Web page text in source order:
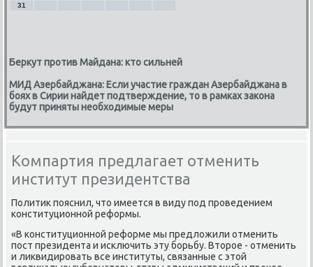
31
Беркут против Майдана: кто сильней
МИД Азербайджана: Если участие граждан Азербайджана в
боях в Сирии найдет подтверждение, то в рамках закона
будут приняты необходимые меры
Компартия предлагает отменить
институт президентства
Политик пояснил, что имеется в виду под проведением
конституционной реформы.
«В конституционной реформе мы предложили отменить
пост президента и исключить эту борьбу. Второе - отменить
и ликвидировать все институты, связанные с этой